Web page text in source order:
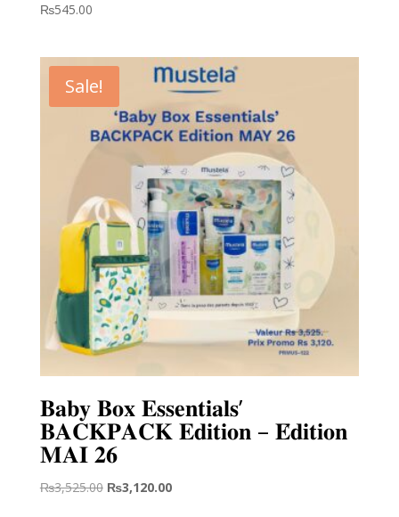
₨545.00
Sale!
𝐁𝐚𝐛𝐲 𝐁𝐨𝐱 𝐄𝐬𝐬𝐞𝐧𝐭𝐢𝐚𝐥𝐬’
𝐁𝐀𝐂𝐊𝐏𝐀𝐂𝐊 𝐄𝐝𝐢𝐭𝐢𝐨𝐧 – 𝐄́𝐝𝐢𝐭𝐢𝐨𝐧
𝐌𝐀𝐈 𝟐𝟔
₨3,525.00 Original
₨3,120.00Current